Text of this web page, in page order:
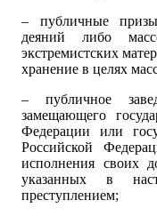
– публичные
деяний либо
экстремистских
хранение в целях
– публичное
замещающего
Федерации или
Российской
исполнения своих
указанных в
преступлением;